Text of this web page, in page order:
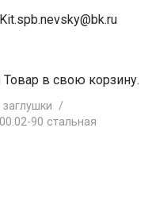
Kit.spb.nevsky@bk.ru
Товар в свою корзину.
/
90 стальная